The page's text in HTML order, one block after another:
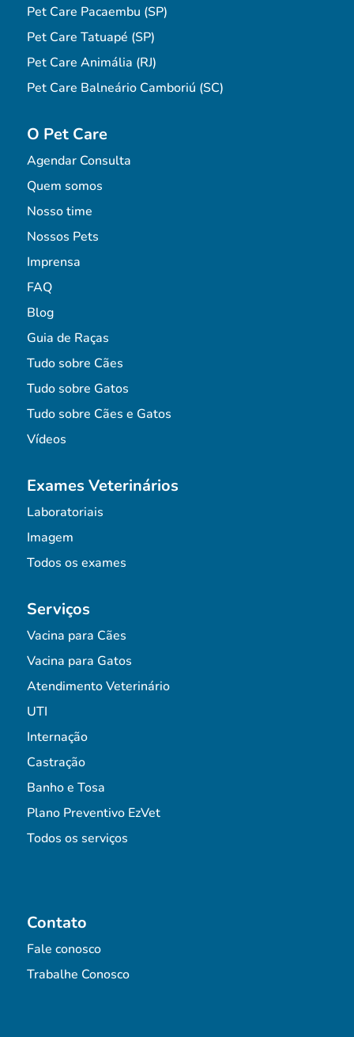
Pet Care Pacaembu (SP)
Pet Care Tatuapé (SP)
Pet Care Animália (RJ)
Pet Care Balneário Camboriú (SC)
O Pet Care
Agendar Consulta
Quem somos
Nosso time
Nossos Pets
Imprensa
FAQ
Blog
Guia de Raças
Tudo sobre Cães
Tudo sobre Gatos
Tudo sobre Cães e Gatos
Vídeos
Exames Veterinários
Laboratoriais
Imagem
Todos os exames
Serviços
Vacina para Cães
Vacina para Gatos
Atendimento Veterinário
UTI
Internação
Castração
Banho e Tosa
Plano Preventivo EzVet
Todos os serviços
Contato
Fale conosco
Trabalhe Conosco